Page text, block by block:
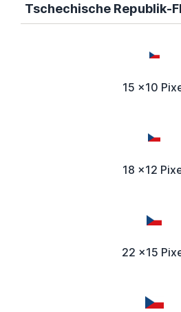
Tschechische Republik-
15 x10
18 x12
22 x15